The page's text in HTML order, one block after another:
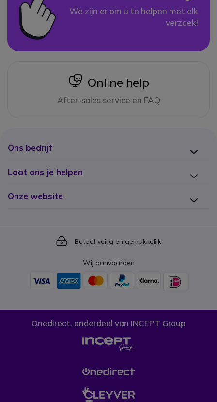
We zijn er om u te helpen met elk
verzoek!
icon
Online help
After-sales service en FAQ
Ons bedrijf
Laat ons je helpen
Onze website
Icon
Betaal veilig en gemakkelijk
Wij aanvaarden
Onedirect, onderdeel van INCEPT Group